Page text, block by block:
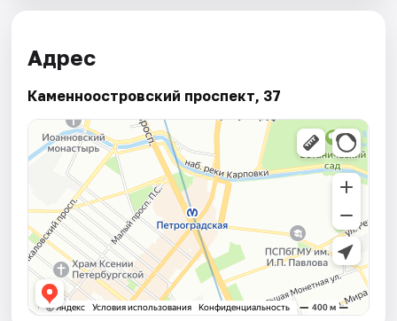
Адрес
Каменноостровский проспект, 37